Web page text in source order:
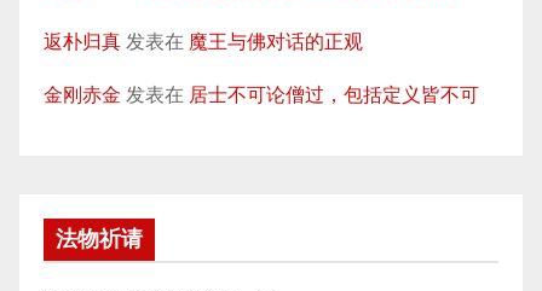
返朴归真 发表在 魔王与佛对话的正观
金刚赤金 发表在 居士不可论僧过，包括定义皆不可
法物祈请